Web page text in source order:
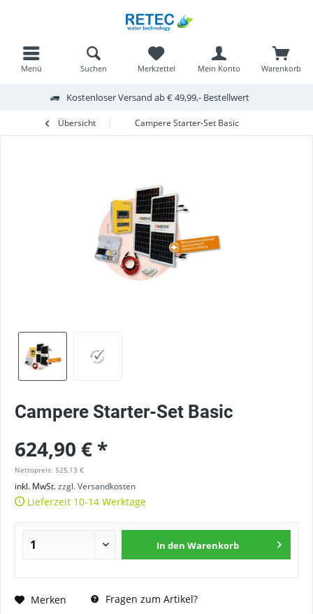
Kostenloser Versand ab € 49,99,- Bestellwert
Menü Warenkorb
Merkzettel Mein Konto
Suchen
Übersicht Campere Starter-Set Basic
Campere Starter-Set Basic
624,90 € *
Nettopreis: 525,13 €
inkl. MwSt.zzgl. Versandkosten
Lieferzeit 10-14 Werktage
In den Warenkorb
Merken Fragen zum Artikel?